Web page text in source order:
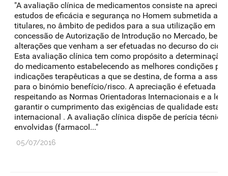
"A avaliação clínica de medicamentos consiste na
estudos de eficácia e segurança no Homem submetida ao
titulares, no âmbito de pedidos para a sua utilização em
concessão de Autorização de Introdução no Mercado, bem
alterações que venham a ser efetuadas no decurso do
Esta avaliação clínica tem como propósito a determinação
do medicamento estabelecendo as melhores condições
indicações terapêuticas a que se destina, de forma a
para o binómio benefício/risco. A apreciação é efetuada à
respeitando as Normas Orientadoras Internacionais e a
garantir o cumprimento das exigências de qualidade
internacional . A avaliação clínica dispõe de perícia
envolvidas (farmacol..."
05/07/2016